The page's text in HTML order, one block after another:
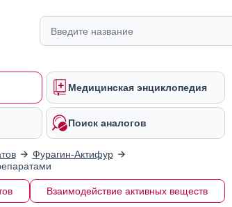
Медицинская энциклопедия
Поиск аналогов
Фурагин-Актифур
Взаимодействие активных веществ